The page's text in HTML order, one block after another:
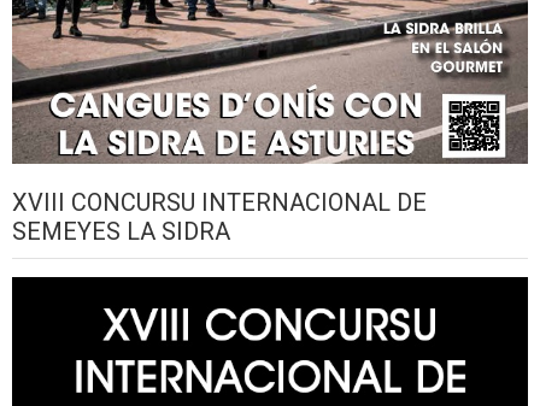
XVIII CONCURSU INTERNACIONAL DE
SEMEYES LA SIDRA